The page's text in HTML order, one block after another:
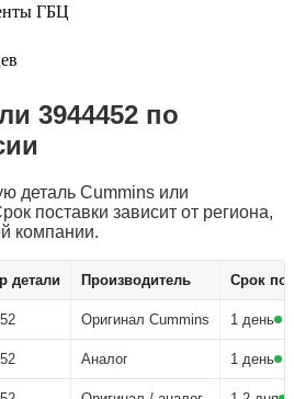
ГБЦ
3944452 по
деталь Cummins или
поставки зависит от региона,
компании.
детали Производитель Срок
Оригинал Cummins 1 день
Аналог 1 день